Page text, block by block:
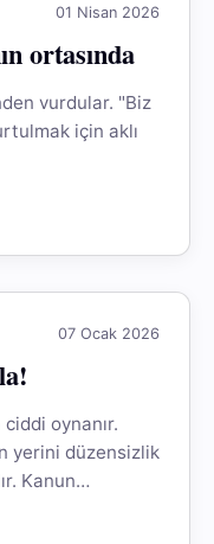
01 Nisan 2026
ortasında
vurdular. "Biz
için aklı
07 Ocak 2026
oynanır.
yerini düzensizlik
Kanun